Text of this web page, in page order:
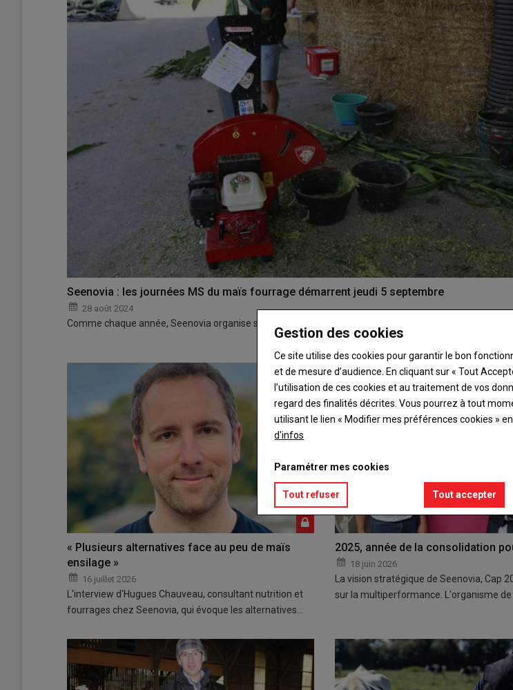
Seenovia : les journées MS du maïs fourrage démarrent jeudi 5 septembre
28 août 2024
Comme chaque année, Seenovia organise ses journées matière sèche du maïs. Pour 2024, elles
« Plusieurs alternatives face au peu de maïs
ensilage »
16 juillet 2026
L'interview d'Hugues Chauveau, consultant nutrition et
fourrages chez Seenovia, qui évoque les alternatives…
2025, année de la consolidation
18 juin 2026
La vision stratégique de Seenovia, Cap
sur la multiperformance. L'organisme de
Gestion des cookies
Ce site utilise des cookies pour garantir le bon
et de mesure d’audience. En cliquant sur « Tout
l’utilisation de ces cookies et au traitement de vos
regard des finalités décrites. Vous pourrez à tout
utilisant le lien « Modifier mes préférences cookies »
d'infos
Paramétrer mes cookies
Tout refuser Tout accepter